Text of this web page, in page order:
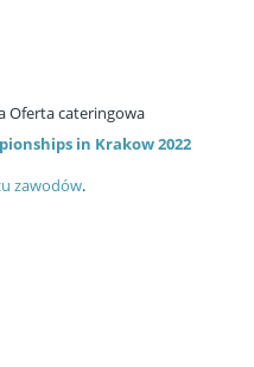
Oferta cateringowa
in Krakow 2022
zawodów.